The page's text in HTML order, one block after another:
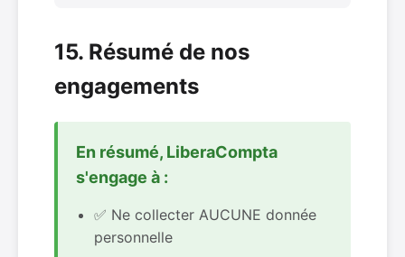
15. Résumé de nos
engagements
En résumé, LiberaCompta
s'engage à :
✅ Ne collecter AUCUNE donnée
personnelle